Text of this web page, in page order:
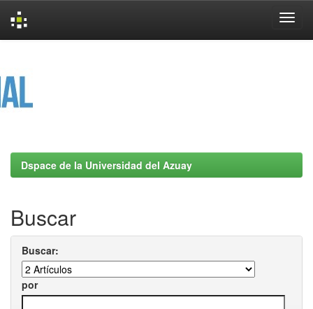
Dspace de la Universidad del Azuay
Buscar
Buscar:
por